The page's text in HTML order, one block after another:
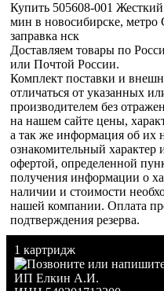
Купить 505608-001
мин в новосибирске, метро
заправка нск
Доставляем товары по
или Почтой России.
Комплект поставки и
отличаться от указанных
производителем без
на нашем сайте цены,
а так же информация об их
ознакомительный характер
офертой, определенной
получения информации о
наличии и стоимости
нашей компании. Оплата
подтверждения резерва.
1 картридж
ИП Елкин А.И.